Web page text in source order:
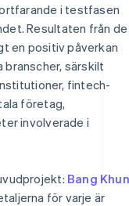
i testfasen
Resultaten från de
en positiv påverkan
branscher, särskilt
fintech-
företag,
involverade i
Bang Khun
för varje är